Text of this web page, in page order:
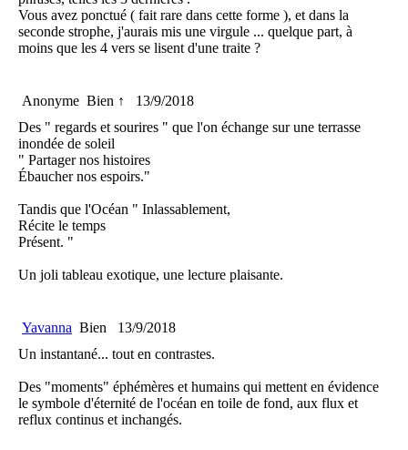
Vous avez ponctué ( fait rare dans cette forme ), et dans la
seconde strophe, j'aurais mis une virgule ... quelque part, à
moins que les 4 vers se lisent d'une traite ?
Anonyme Bien ↑
13/9/2018
Des " regards et sourires " que l'on échange sur une terrasse
inondée de soleil
" Partager nos histoires
Ébaucher nos espoirs."
Tandis que l'Océan " Inlassablement,
Récite le temps
Présent. "
Un joli tableau exotique, une lecture plaisante.
Yavanna Bien
13/9/2018
Un instantané... tout en contrastes.
Des "moments" éphémères et humains qui mettent en évidence
le symbole d'éternité de l'océan en toile de fond, aux flux et
reflux continus et inchangés.